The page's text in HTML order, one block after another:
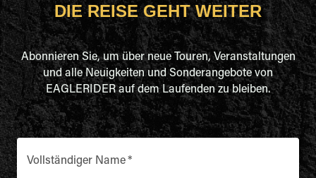
DIE REISE GEHT WEITER
Abonnieren Sie, um über neue Touren, Veranstaltungen
und alle Neuigkeiten und Sonderangebote von
EAGLERIDER auf dem Laufenden zu bleiben.
Vollständiger Name*